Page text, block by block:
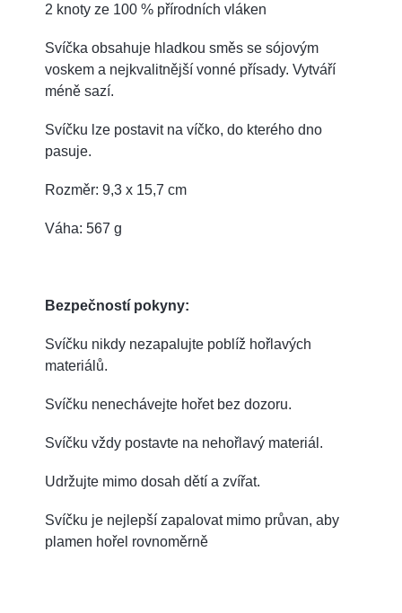
2 knoty ze 100 % přírodních vláken
Svíčka obsahuje hladkou směs se sójovým
voskem a nejkvalitnější vonné přísady. Vytváří
méně sazí.
Svíčku lze postavit na víčko, do kterého dno
pasuje.
Rozměr: 9,3 x 15,7 cm
Váha: 567 g
Bezpečností pokyny:
Svíčku nikdy nezapalujte poblíž hořlavých
materiálů.
Svíčku nenechávejte hořet bez dozoru.
Svíčku vždy postavte na nehořlavý materiál.
Udržujte mimo dosah dětí a zvířat.
Svíčku je nejlepší zapalovat mimo průvan, aby
plamen hořel rovnoměrně